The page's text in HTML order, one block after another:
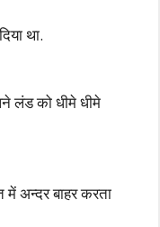
था.
लंड को धीमे धीमे
अन्दर बाहर करता